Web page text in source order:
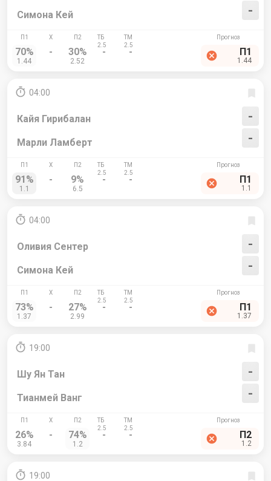
-
Симона Кей
70%
1.44
- 30%
2.52
- - П1
1.44
04:00
Кайя Гирибалан
-
-
Марли Ламберт
91%
1.1
- 9%
6.5
- - П1
1.1
04:00
Оливия Сентер
-
-
Симона Кей
73%
1.37
- 27%
2.99
- - П1
1.37
19:00
Шу Ян Тан
-
-
Тианмей Ванг
26%
3.84
- 74%
1.2
- - П2
1.2
19:00